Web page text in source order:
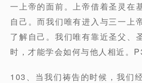
一上帝的面前。上帝借着圣灵在
自己。而我们唯有进入与三一上
了解自己。我们唯有靠近圣父、
时，才能学会如何与他人相近。
103、当我们祷告的时候，我们